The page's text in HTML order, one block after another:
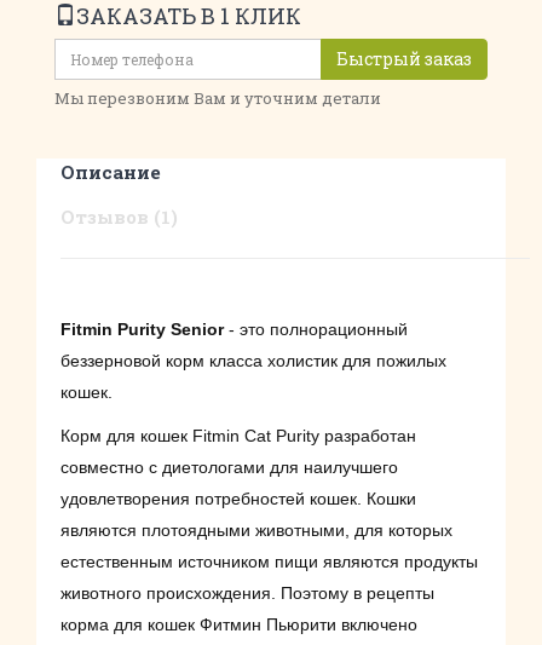
ЗАКАЗАТЬ В 1 КЛИК
Быстрый заказ
Мы перезвоним Вам и уточним детали
Описание
Отзывов (1)
Fitmin Purity Senior- это полнорационный
беззерновой корм класса холистик для пожилых
кошек.
Корм для кошек Fitmin Cat Purity разработан
совместно с диетологами для наилучшего
удовлетворения потребностей кошек. Кошки
являются плотоядными животными, для которых
естественным источником пищи являются продукты
животного происхождения. Поэтому в рецепты
корма для кошек Фитмин Пьюрити включено